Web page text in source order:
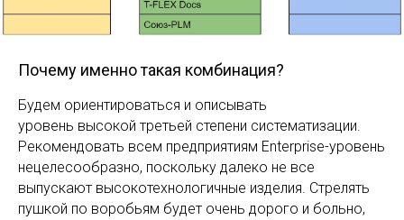
Почему именно такая комбинация?
Будем ориентироваться и описывать
уровень высокой третьей степени систематизации.
Рекомендовать всем предприятиям Enterprise-уровень
нецелесообразно, поскольку далеко не все
выпускают высокотехнологичные изделия. Стрелять
пушкой по воробьям будет очень дорого и больно,